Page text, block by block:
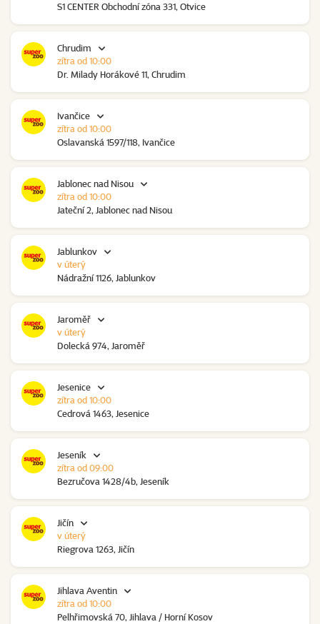
S1 CENTER Obchodní zóna 331, Otvice
Chrudim
Dr. Milady Horákové 11, Chrudim
zítra od 10:00
Ivančice
Oslavanská 1597/118, Ivančice
zítra od 10:00
Jablonec nad Nisou
Jateční 2, Jablonec nad Nisou
zítra od 10:00
Jablunkov
Nádražní 1126, Jablunkov
v úterý
Jaroměř
Dolecká 974, Jaroměř
v úterý
Jesenice
Cedrová 1463, Jesenice
zítra od 10:00
Jeseník
Bezručova 1428/4b, Jeseník
zítra od 09:00
Jičín
Riegrova 1263, Jičín
v úterý
Jihlava Aventin
Pelhřimovská 70, Jihlava / Horní Kosov
zítra od 10:00